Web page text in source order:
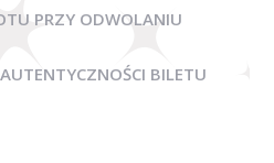
PRZY ODWOLANIU
AUTENTYCZNOŚCI BILETU